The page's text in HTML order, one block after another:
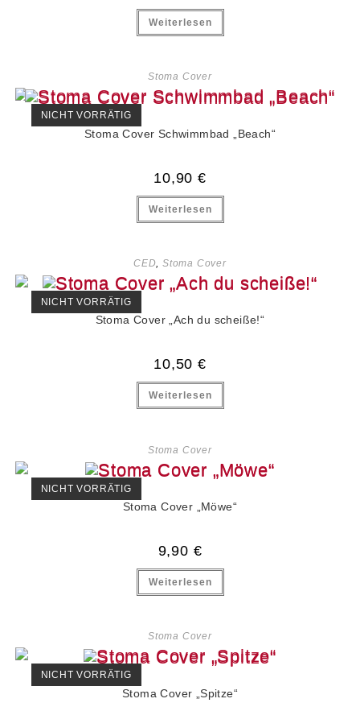
Weiterlesen
Stoma Cover
NICHT VORRÄTIG
Stoma Cover Schwimmbad „Beach“
10,90 €
Weiterlesen
CED,Stoma Cover
NICHT VORRÄTIG
Stoma Cover „Ach du scheiße!“
10,50 €
Weiterlesen
Stoma Cover
NICHT VORRÄTIG
Stoma Cover „Möwe“
9,90 €
Weiterlesen
Stoma Cover
NICHT VORRÄTIG
Stoma Cover „Spitze“